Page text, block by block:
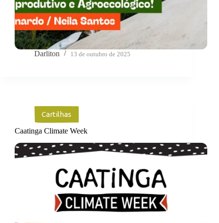
Darliton 13 de outubro de 2025
Cartilhas
Caatinga Climate Week